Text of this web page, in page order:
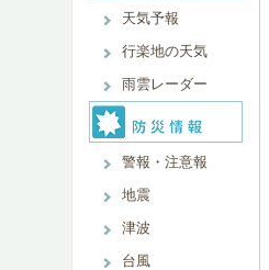
天気予報
行楽地の天気
雨雲レーダー
警報・注意報
地震
津波
台風